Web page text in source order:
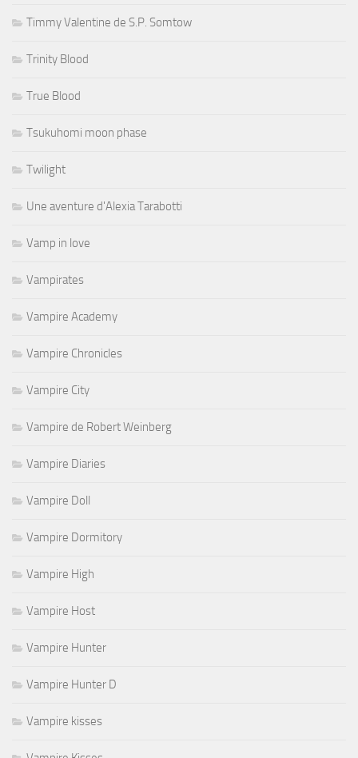
Timmy Valentine de S.P. Somtow
Trinity Blood
True Blood
Tsukuhomi moon phase
Twilight
Une aventure d'Alexia Tarabotti
Vamp in love
Vampirates
Vampire Academy
Vampire Chronicles
Vampire City
Vampire de Robert Weinberg
Vampire Diaries
Vampire Doll
Vampire Dormitory
Vampire High
Vampire Host
Vampire Hunter
Vampire Hunter D
Vampire kisses